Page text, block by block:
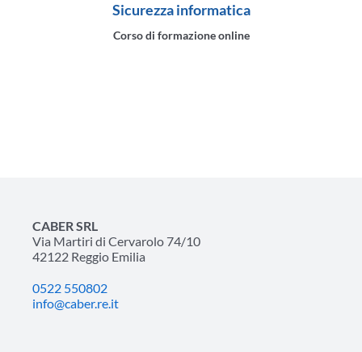
Sicurezza informatica
Corso di formazione online
CABER SRL
Via Martiri di Cervarolo 74/10
42122 Reggio Emilia
0522 550802
info@caber.re.it